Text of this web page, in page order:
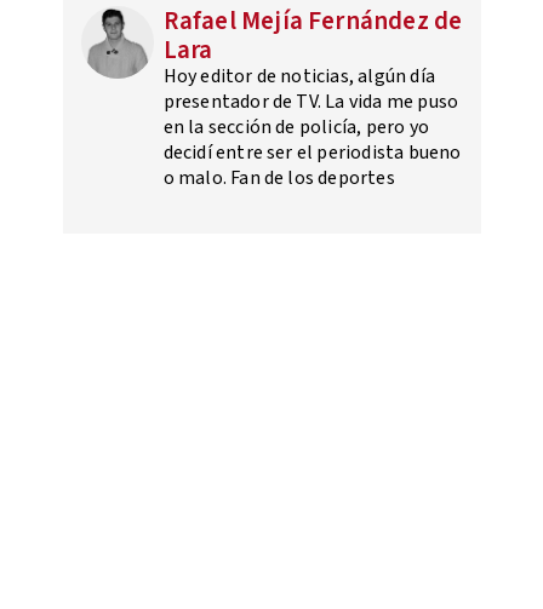
Rafael Mejía Fernández de
Lara
Hoy editor de noticias, algún día
presentador de TV. La vida me puso
en la sección de policía, pero yo
decidí entre ser el periodista bueno
o malo. Fan de los deportes